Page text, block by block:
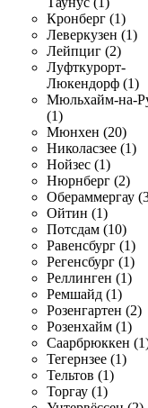
Кронберг (1)
Леверкузен (1)
Лейпциг (2)
Луфткурорт-
Люкендорф (1)
Мюльхайм-на-
(1)
Мюнхен (20)
Николасзее (1)
Нойзес (1)
Нюрнберг (2)
Обераммергау
Ойтин (1)
Потсдам (10)
Равенсбург (1)
Регенсбург (1)
Реллинген (1)
Ремшайд (1)
Розенгартен (2)
Розенхайм (1)
Саарбрюккен
Тегернзее (1)
Тельтов (1)
Торгау (1)